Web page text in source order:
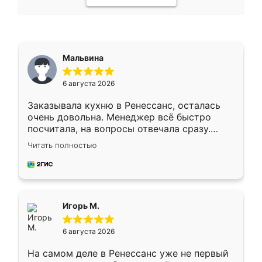
Мальвина
6 августа 2026
Заказывала кухню в Ренессанс, осталась
очень довольна. Менеджер всё быстро
посчитала, на вопросы отвечала сразу.
Замерщик приехал в субботу, подошёл к
делу со всей ответственностью. Собрали
за день, ребята работали аккуратно, даже
Читать полностью
Игорь М.
6 августа 2026
На самом деле в Ренессанс уже не первый